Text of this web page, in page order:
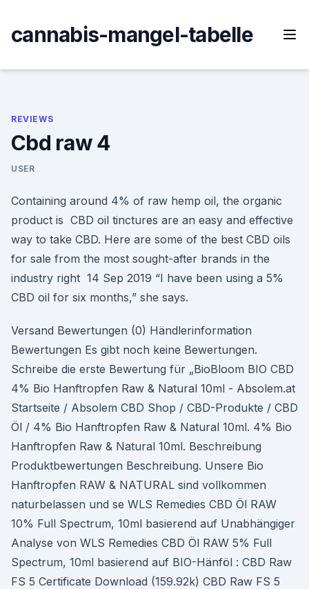
content
cannabis-mangel-tabelle
REVIEWS
Cbd raw 4
USER
Containing around 4% of raw hemp oil, the organic
product is CBD oil tinctures are an easy and effective
way to take CBD. Here are some of the best CBD oils
for sale from the most sought-after brands in the
industry right 14 Sep 2019 “I have been using a 5%
CBD oil for six months,” she says.
Versand Bewertungen (0) Händlerinformation
Bewertungen Es gibt noch keine Bewertungen.
Schreibe die erste Bewertung für „BioBloom BIO CBD
4% Bio Hanftropfen Raw & Natural 10ml - Absolem.at
Startseite / Absolem CBD Shop / CBD-Produkte / CBD
Öl / 4% Bio Hanftropfen Raw & Natural 10ml. 4% Bio
Hanftropfen Raw & Natural 10ml. Beschreibung
Produktbewertungen Beschreibung. Unsere Bio
Hanftropfen RAW & NATURAL sind vollkommen
naturbelassen und se WLS Remedies CBD Öl RAW
10% Full Spectrum, 10ml basierend auf Unabhängiger
Analyse von WLS Remedies CBD Öl RAW 5% Full
Spectrum, 10ml basierend auf BIO-Hänföl : CBD Raw
FS 5 Certificate Download (159.92k) CBD Raw FS 5